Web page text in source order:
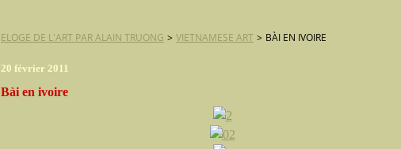
ELOGE DE L'ART PAR ALAIN TRUONG > VIETNAMESE ART > BÀI EN IVOIRE
20 février 2011
Bài en ivoire